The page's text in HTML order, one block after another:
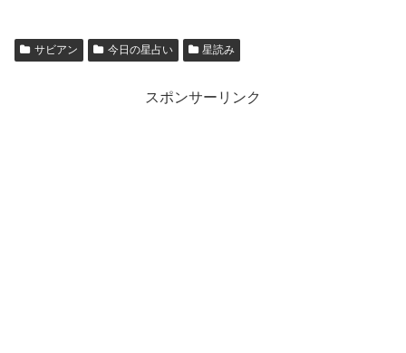
サビアン 今日の星占い 星読み
スポンサーリンク